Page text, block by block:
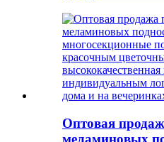
Оптовая
меламиновых